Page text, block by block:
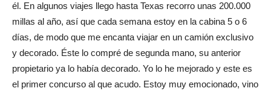
él. En algunos viajes llego hasta Texas recorro unas 200.000
millas al año, así que cada semana estoy en la cabina 5 o 6
días, de modo que me encanta viajar en un camión exclusivo
y decorado. Éste lo compré de segunda mano, su anterior
propietario ya lo había decorado. Yo lo he mejorado y este es
el primer concurso al que acudo. Estoy muy emocionado, vino